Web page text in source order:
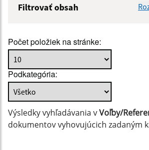
Filtrovať obsah
Popis:
Dátum zverejnenia od:
Dátum zverejnenia do:
Počet položiek na stránke:
Podkategória:
Výsledky vyhľadávania vVoľby/
dokumentov vyhovujúcich zadaným